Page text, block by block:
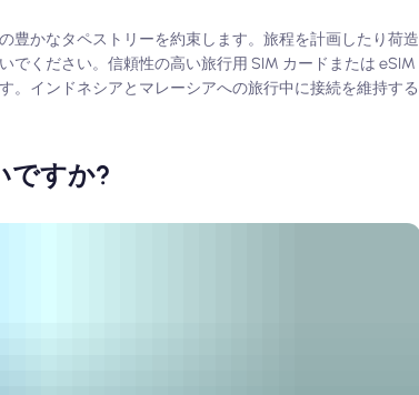
豊かなタペストリーを約束します。旅程を計画したり荷造
でください。信頼性の高い旅行用 SIM カードまたは eSIM
。インドネシアとマレーシアへの旅行中に接続を維持する
ですか?